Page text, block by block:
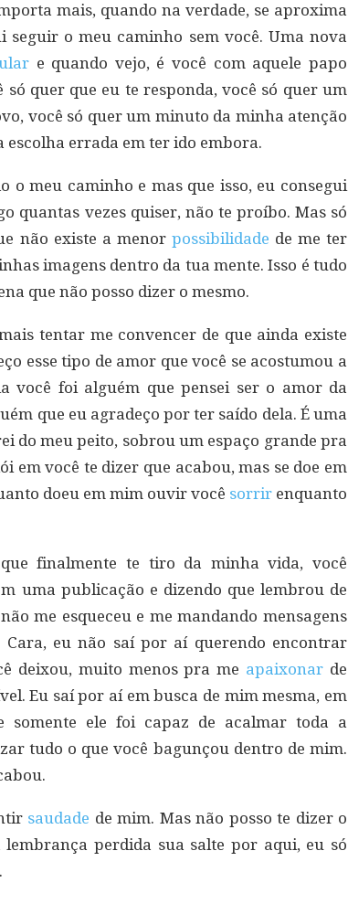
mais, quando na verdade, se aproxima
seguir o meu caminho sem você. Uma nova
e quando vejo, é você com aquele papo
só quer que eu te responda, você só quer um
você só quer um minuto da minha atenção
errada em ter ido embora.
o meu caminho e mas que isso, eu consegui
quantas vezes quiser, não te proíbo. Mas só
não existe a menor possibilidade de me ter
imagens dentro da tua mente. Isso é tudo
que não posso dizer o mesmo.
tentar me convencer de que ainda existe
esse tipo de amor que você se acostumou a
você foi alguém que pensei ser o amor da
que eu agradeço por ter saído dela. É uma
do meu peito, sobrou um espaço grande pra
em você te dizer que acabou, mas se doe em
doeu em mim ouvir você sorrir enquanto
finalmente te tiro da minha vida, você
uma publicação e dizendo que lembrou de
me esqueceu e me mandando mensagens
eu não saí por aí querendo encontrar
deixou, muito menos pra me apaixonar de
Eu saí por aí em busca de mim mesma, em
ele foi capaz de acalmar toda a
tudo o que você bagunçou dentro de mim.
saudade de mim. Mas não posso te dizer o
perdida sua salte por aqui, eu só